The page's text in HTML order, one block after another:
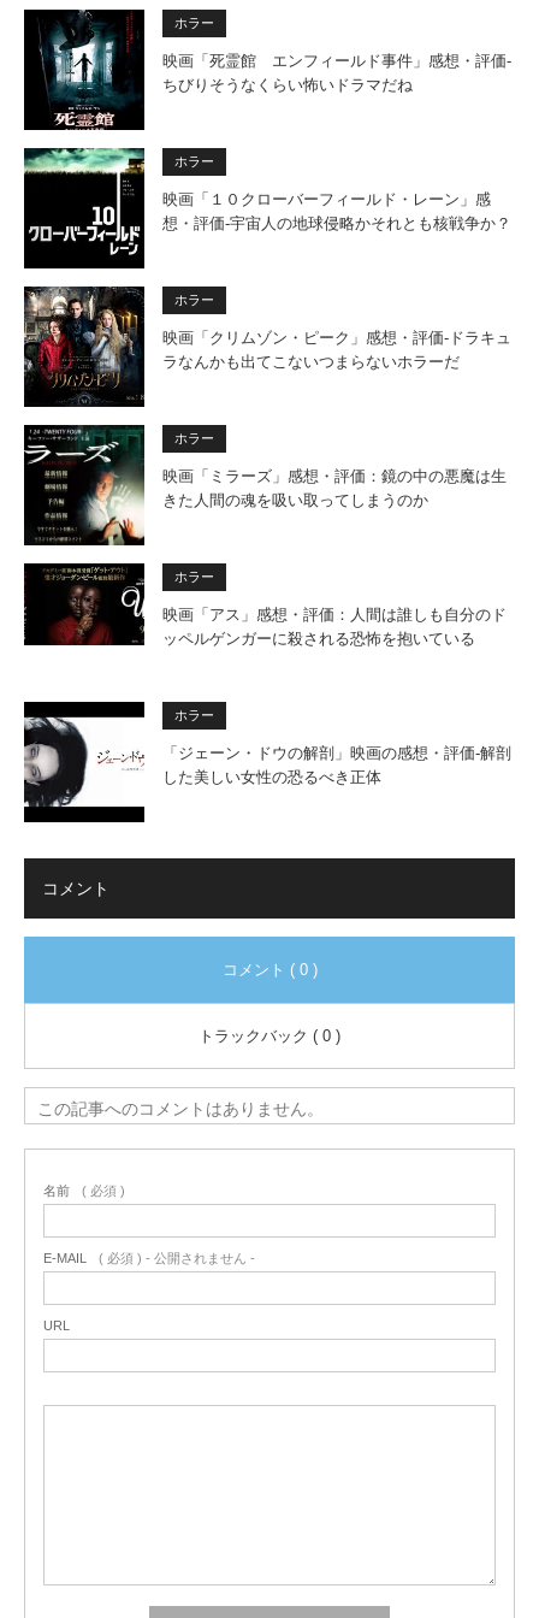
ホラー
映画「死霊館 エンフィールド事件」感想・評価‐
ちびりそうなくらい怖いドラマだね
ホラー
映画「１０クローバーフィールド・レーン」感
想・評価‐宇宙人の地球侵略かそれとも核戦争か？
ホラー
映画「クリムゾン・ピーク」感想・評価‐ドラキュ
ラなんかも出てこないつまらないホラーだ
ホラー
映画「ミラーズ」感想・評価：鏡の中の悪魔は生
きた人間の魂を吸い取ってしまうのか
ホラー
映画「アス」感想・評価：人間は誰しも自分のド
ッペルゲンガーに殺される恐怖を抱いている
ホラー
「ジェーン・ドウの解剖」映画の感想・評価‐解剖
した美しい女性の恐るべき正体
コメント
コメント ( 0 )
トラックバック ( 0 )
この記事へのコメントはありません。
名前 ( 必須 )
E-MAIL ( 必須 ) - 公開されません -
URL